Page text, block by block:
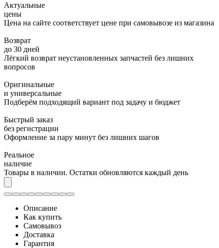
Актуальные
цены
Цена на сайте соответствует цене при самовывозе из магазина
Возврат
до 30 дней
Лёгкий возврат неустановленных запчастей без лишних
вопросов
Оригинальные
и универсальные
Подберём подходящий вариант под задачу и бюджет
Быстрый заказ
без регистрации
Оформление за пару минут без лишних шагов
Реальное
наличие
Товары в наличии. Остатки обновляются каждый день
Описание
Как купить
Самовывоз
Доставка
Гарантия